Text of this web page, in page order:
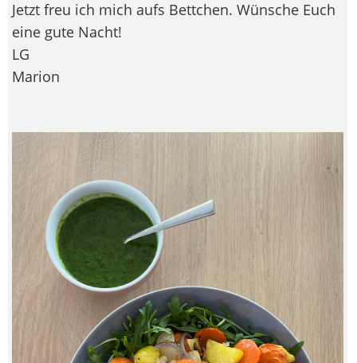
Jetzt freu ich mich aufs Bettchen. Wünsche Euch
eine gute Nacht!
LG
Marion